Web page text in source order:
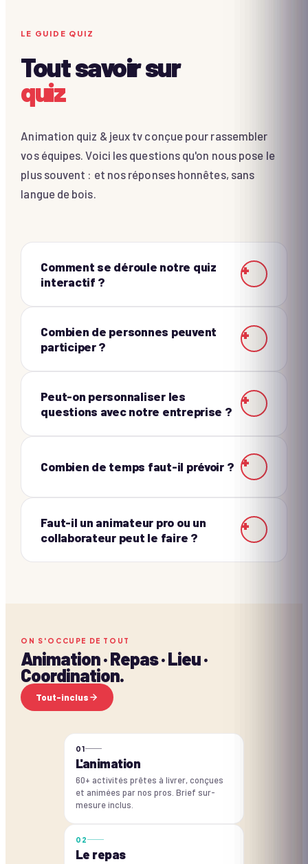
LE GUIDE QUIZ
Tout savoir sur
quiz
Animation quiz & jeux tv conçue pour rassembler
vos équipes. Voici les questions qu'on nous pose le
plus souvent : et nos réponses honnêtes, sans
langue de bois.
Comment se déroule notre quiz
interactif ?
+
Combien de personnes peuvent
participer ?
+
Peut-on personnaliser les
questions avec notre entreprise ?
+
Combien de temps faut-il prévoir ? +
Faut-il un animateur pro ou un
collaborateur peut le faire ?
+
ON S'OCCUPE DE TOUT
Animation · Repas · Lieu ·
Coordination.
Tout-inclus
01
L'animation
60+ activités prêtes à livrer, conçues
et animées par nos pros. Brief sur-
mesure inclus.
0 2
Le repas